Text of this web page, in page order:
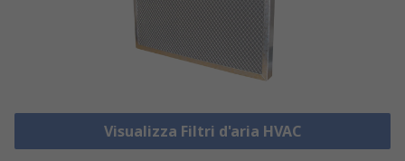
Visualizza Filtri d'aria HVAC